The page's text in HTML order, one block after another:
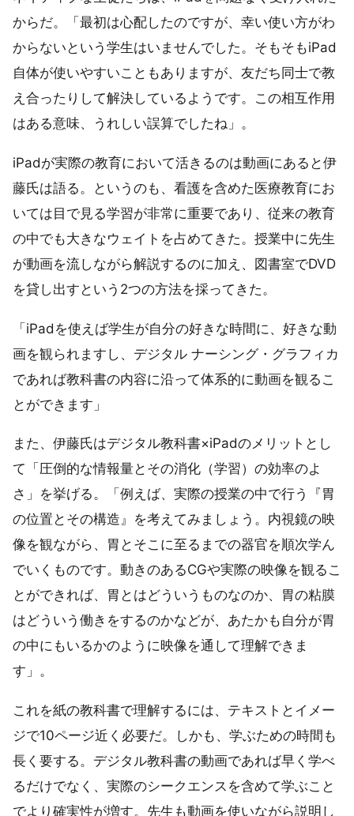
からだ。「最初は心配したのですが、幸い使い方がわ
からないという学生はいませんでした。そもそもiPad
自体が使いやすいこともありますが、友だち同士で教
え合ったりして解決しているようです。この相互作用
はある意味、うれしい誤算でしたね」。
iPadが実際の教育において活きるのは動画にあると伊
藤氏は語る。というのも、看護を含めた医療教育にお
いては目で見る学習が非常に重要であり、従来の教育
の中でも大きなウェイトを占めてきた。授業中に先生
が動画を流しながら解説するのに加え、図書室でDVD
を貸し出すという2つの方法を採ってきた。
「iPadを使えば学生が自分の好きな時間に、好きな動
画を観られますし、デジタル ナーシング・グラフィカ
であれば教科書の内容に沿って体系的に動画を観るこ
とができます」
また、伊藤氏はデジタル教科書×iPadのメリットとし
て「圧倒的な情報量とその消化（学習）の効率のよ
さ」を挙げる。「例えば、実際の授業の中で行う『胃
の位置とその構造』を考えてみましょう。内視鏡の映
像を観ながら、胃とそこに至るまでの器官を順次学ん
でいくものです。動きのあるCGや実際の映像を観るこ
とができれば、胃とはどういうものなのか、胃の粘膜
はどういう働きをするのかなどが、あたかも自分が胃
の中にもいるかのように映像を通して理解できま
す」。
これを紙の教科書で理解するには、テキストとイメー
ジで10ページ近く必要だ。しかも、学ぶための時間も
長く要する。デジタル教科書の動画であれば早く学べ
るだけでなく、実際のシークエンスを含めて学ぶこと
でより確実性が増す。先生も動画を使いながら説明し